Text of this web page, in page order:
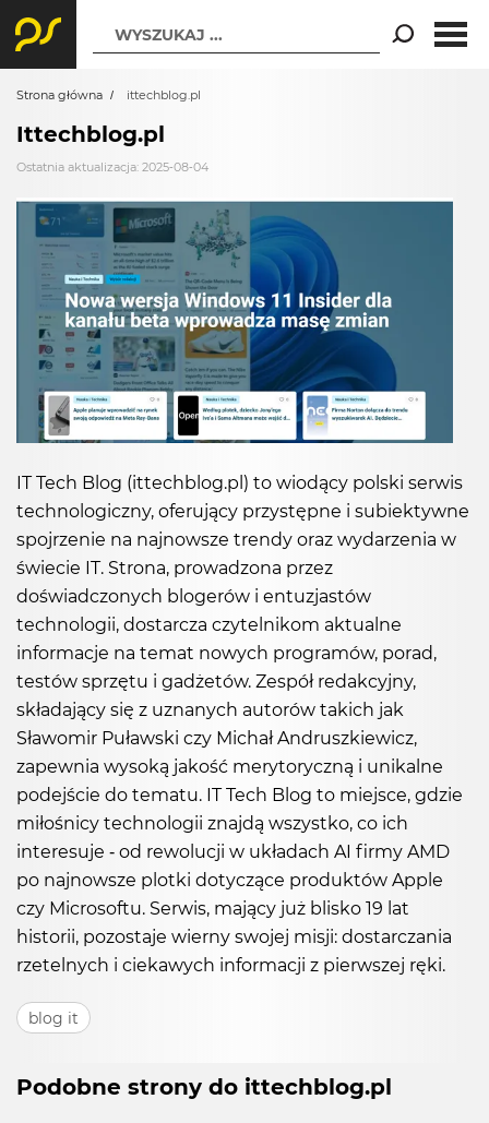
WYSZUKAJ ...
Strona główna ittechblog.pl
Ittechblog.pl
Ostatnia aktualizacja: 2025-08-04
IT Tech Blog (ittechblog.pl) to wiodący polski serwis
technologiczny, oferujący przystępne i subiektywne
spojrzenie na najnowsze trendy oraz wydarzenia w
świecie IT. Strona, prowadzona przez
doświadczonych blogerów i entuzjastów
technologii, dostarcza czytelnikom aktualne
informacje na temat nowych programów, porad,
testów sprzętu i gadżetów. Zespół redakcyjny,
składający się z uznanych autorów takich jak
Sławomir Puławski czy Michał Andruszkiewicz,
zapewnia wysoką jakość merytoryczną i unikalne
podejście do tematu. IT Tech Blog to miejsce, gdzie
miłośnicy technologii znajdą wszystko, co ich
interesuje - od rewolucji w układach AI firmy AMD
po najnowsze plotki dotyczące produktów Apple
czy Microsoftu. Serwis, mający już blisko 19 lat
historii, pozostaje wierny swojej misji: dostarczania
rzetelnych i ciekawych informacji z pierwszej ręki.
blog it
Podobne strony do ittechblog.pl